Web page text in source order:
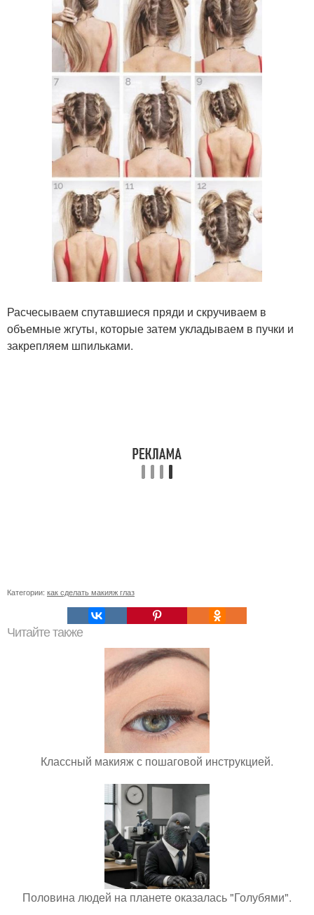
Расчесываем спутавшиеся пряди и скручиваем в
объемные жгуты, которые затем укладываем в пучки и
закрепляем шпильками.
Категории: как сделать макияж глаз
Читайте также
Классный макияж с пошаговой инструкцией.
Половина людей на планете оказалась "Голубями".